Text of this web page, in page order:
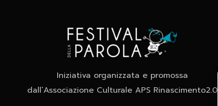
Iniziativa organizzata e promossa
dall’Associazione Culturale APS Rinascimento2.0